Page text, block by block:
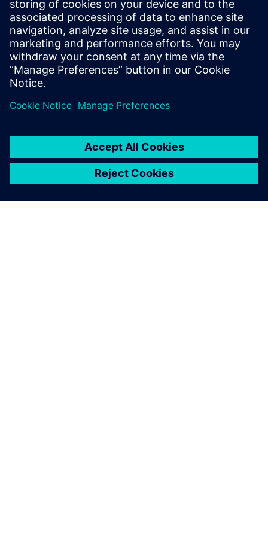
produktivitu testovacích zařízení díky dodávaní
spolehlivějších výsledků i v případě, že je dostupnost
prototypů výrazně omezena.
Naše řešení pro úplné testování spojují víceoborový
hardware pro sběr dat se softwarem pro sběr dat, analýzu
a modelování a umožňující tak víceoborové testování
zaměřené na výkonnost.